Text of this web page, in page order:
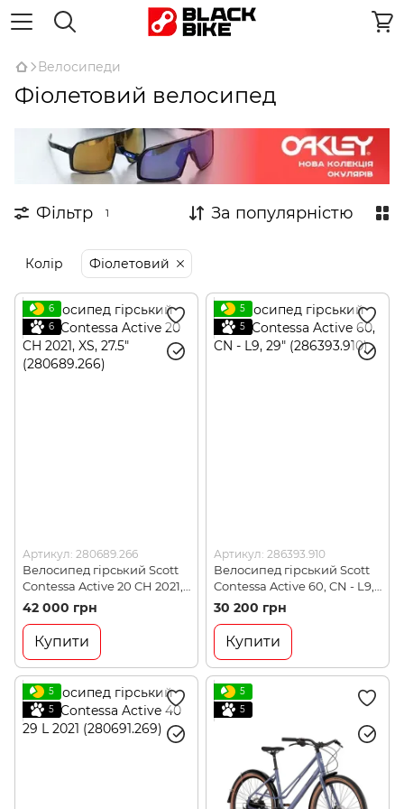
Велосипеди
Фіолетовий велосипед
Фільтр 1 За популярністю
Колір Фіолетовий
6
6
Артикул: 280689.266
Велосипед гірський Scott
Contessa Active 20 CH 2021,
XS, 27.5" (280689.266)
42 000 грн
Купити
5
5
Артикул: 286393.910
Велосипед гірський Scott
Contessa Active 60, CN - L9,
29" (286393.910)
30 200 грн
Купити
5
5
5
5